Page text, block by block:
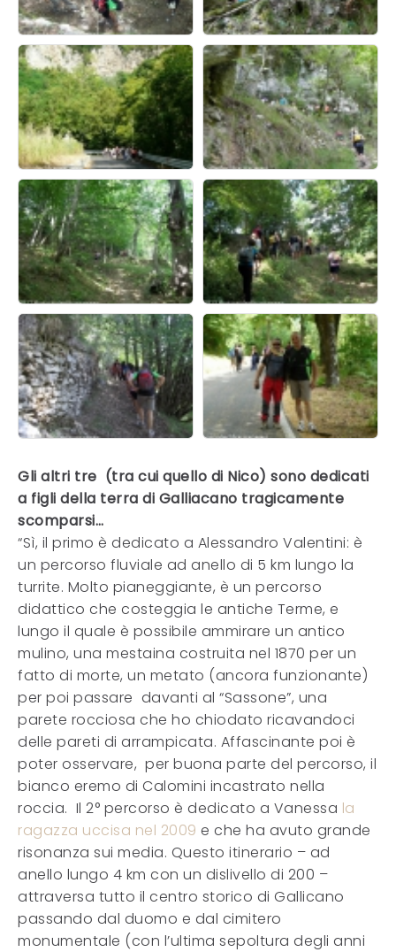
Gli altri tre (tra cui quello di Nico) sono dedicati
a figli della terra di Galliacano tragicamente
scomparsi…
“Sì, il primo è dedicato a Alessandro Valentini: è
un percorso fluviale ad anello di 5 km lungo la
turrite. Molto pianeggiante, è un percorso
didattico che costeggia le antiche Terme, e
lungo il quale è possibile ammirare un antico
mulino, una mestaina costruita nel 1870 per un
fatto di morte, un metato (ancora funzionante)
per poi passare davanti al “Sassone”, una
parete rocciosa che ho chiodato ricavandoci
delle pareti di arrampicata. Affascinante poi è
poter osservare, per buona parte del percorso, il
bianco eremo di Calomini incastrato nella
roccia. Il 2° percorso è dedicato a Vanessa la
ragazza uccisa nel 2009 e che ha avuto grande
risonanza sui media. Questo itinerario – ad
anello lungo 4 km con un dislivello di 200 –
attraversa tutto il centro storico di Gallicano
passando dal duomo e dal cimitero
monumentale (con l’ultima sepoltura degli anni